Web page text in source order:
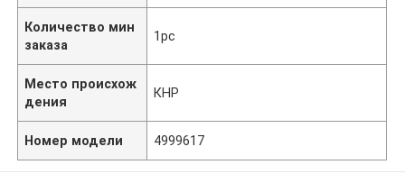
Количество мин
заказа
1pc
Место происхож
дения
КНР
Номер модели 4999617